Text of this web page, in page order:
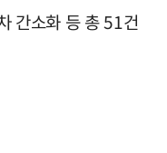
간소화 등 총 51건